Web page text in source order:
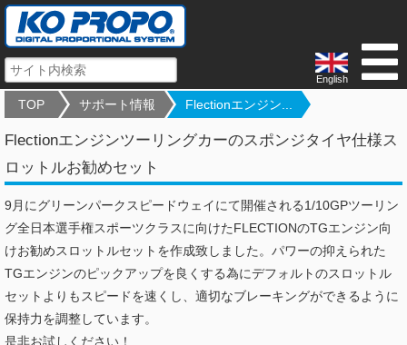
English
TOP サポート情報 Flectionエンジン...
Flectionエンジンツーリングカーのスポンジタイヤ仕様ス
ロットルお勧めセット
9月にグリーンパークスピードウェイにて開催される1/10GPツーリン
グ全日本選手権スポーツクラスに向けたFLECTIONのTGエンジン向
けお勧めスロットルセットを作成致しました。パワーの抑えられた
TGエンジンのピックアップを良くする為にデフォルトのスロットル
セットよりもスピードを速くし、適切なブレーキングができるように
保持力を調整しています。
是非お試しください！